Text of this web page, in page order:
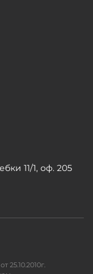
11/1, оф. 205
25.10.2010г.